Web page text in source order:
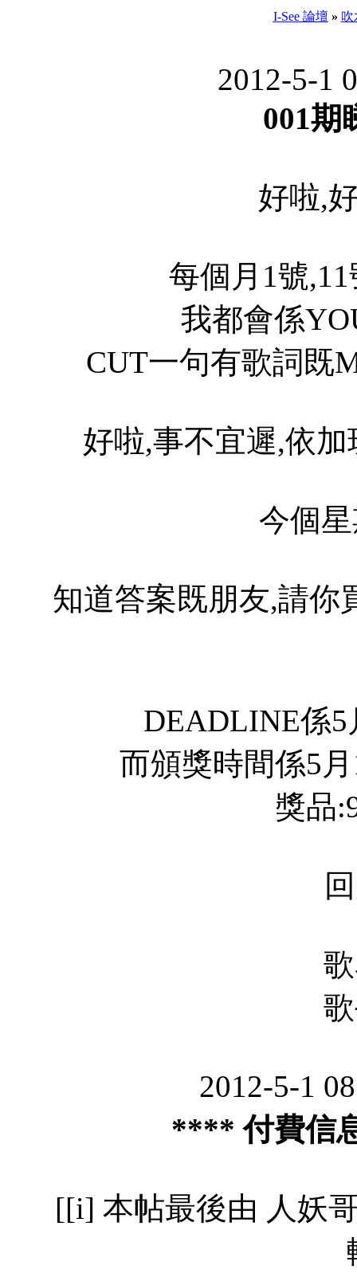
I-See 論壇 » 吹
2012-5-1
001期
好啦,
每個月1號
我都會係
CUT一句有歌詞既
好啦,事不宜遲,依
今個
知道答案既朋友,請你
DEADLINE係5
而頒獎時間係5
獎品
2012-5-1
**** 付費信
[[i] 本帖最後由 人妖